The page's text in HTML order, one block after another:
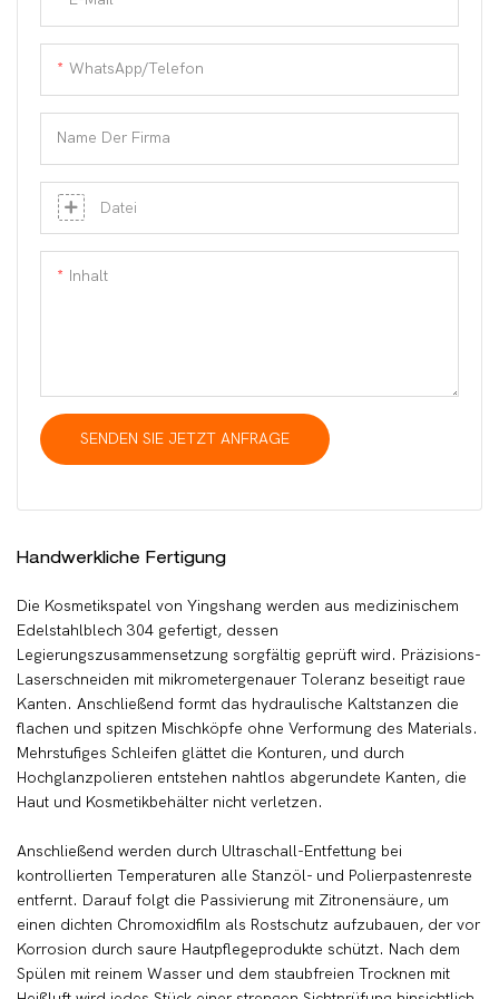
WhatsApp/Telefon
Name Der Firma
Datei
Inhalt
SENDEN SIE JETZT ANFRAGE
ausgeruhtes Aussehen
Handwerkliche Fertigung
Die Kosmetikspatel von Yingshang werden aus medizinischem
Edelstahlblech 304 gefertigt, dessen
Legierungszusammensetzung sorgfältig geprüft wird. Präzisions-
Laserschneiden mit mikrometergenauer Toleranz beseitigt raue
Kanten. Anschließend formt das hydraulische Kaltstanzen die
flachen und spitzen Mischköpfe ohne Verformung des Materials.
Mehrstufiges Schleifen glättet die Konturen, und durch
Hochglanzpolieren entstehen nahtlos abgerundete Kanten, die
Haut und Kosmetikbehälter nicht verletzen.
Anschließend werden durch Ultraschall-Entfettung bei
kontrollierten Temperaturen alle Stanzöl- und Polierpastenreste
entfernt. Darauf folgt die Passivierung mit Zitronensäure, um
einen dichten Chromoxidfilm als Rostschutz aufzubauen, der vor
Korrosion durch saure Hautpflegeprodukte schützt. Nach dem
Spülen mit reinem Wasser und dem staubfreien Trocknen mit